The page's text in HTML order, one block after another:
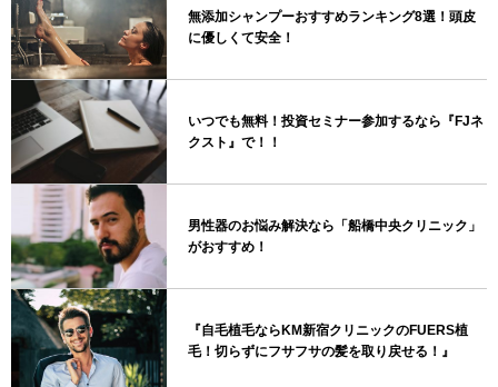
無添加シャンプーおすすめランキング8選！頭皮
に優しくて安全！
いつでも無料！投資セミナー参加するなら『FJネ
クスト』で！！
男性器のお悩み解決なら「船橋中央クリニック」
がおすすめ！
『自毛植毛ならKM新宿クリニックのFUERS植
毛！切らずにフサフサの髪を取り戻せる！』